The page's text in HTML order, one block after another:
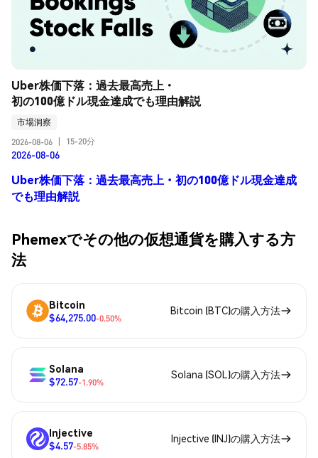
Uber株価下落：過去最高売上・
初の100億ドル現金達成でも理由解説
市場洞察
2026-08-06
15-20分
2026-08-06
Uber株価下落：過去最高売上・初の100億ドル現金達成
でも理由解説
Phemexでその他の仮想通貨を購入する方
法
Bitcoin
$64,275.00-0.50%
Bitcoin (BTC)の購入方法
Solana
$72.57-1.90%
Solana (SOL)の購入方法
Injective
$4.57-5.85%
Injective (INJ)の購入方法